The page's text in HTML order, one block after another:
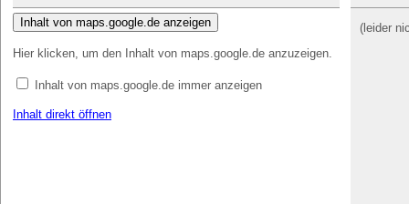
Inhalt von maps.google.de anzeigen
Hier klicken, um den Inhalt von maps.google.de anzuzeigen.
Inhalt von maps.google.de immer anzeigen
Inhalt direkt öffnen
(leider